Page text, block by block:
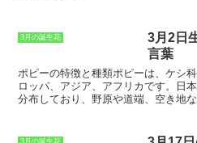
3月の誕生花
3月2日
言葉
ポピーの特徴と種類ポピーは、ケシ
ロッパ、アジア、アフリカです。日
分布しており、野原や道端、空き地
ク、黄色など、さまざまな色の品種